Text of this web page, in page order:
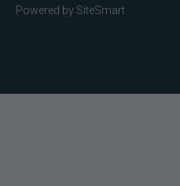
Powered by SiteSmart